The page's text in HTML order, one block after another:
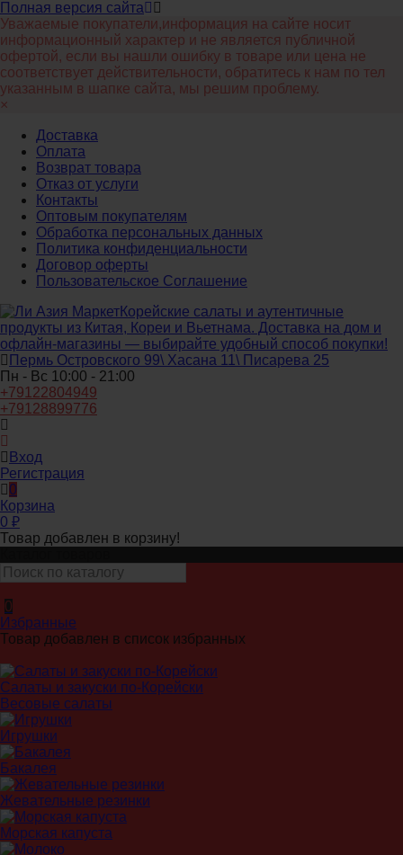
Полная версия сайта
Уважаемые покупатели,информация на сайте носит
информационный характер и не является публичной
офертой, если вы нашли ошибку в товаре или цена не
соответствует действительности, обратитесь к нам по тел
указанным в шапке сайта, мы решим проблему.
×
Доставка
Оплата
Возврат товара
Отказ от услуги
Контакты
Оптовым покупателям
Обработка персональных данных
Политика конфиденциальности
Договор оферты
Пользовательское Соглашение
Корейские салаты и аутентичные
продукты из Китая, Кореи и Вьетнама. Доставка на дом и
офлайн‑магазины — выбирайте удобный способ покупки!
Пермь Островского 99\ Хасана 11\ Писарева 25
Пн - Вс 10:00 - 21:00
+79122804949
+79128899776
Вход
Регистрация
0
Корзина
0 ₽
Товар добавлен в корзину!
0
Избранные
Товар добавлен в список избранных
Салаты и закуски по-Корейски
Весовые салаты
Игрушки
Бакалея
Жевательные резинки
Морская капуста